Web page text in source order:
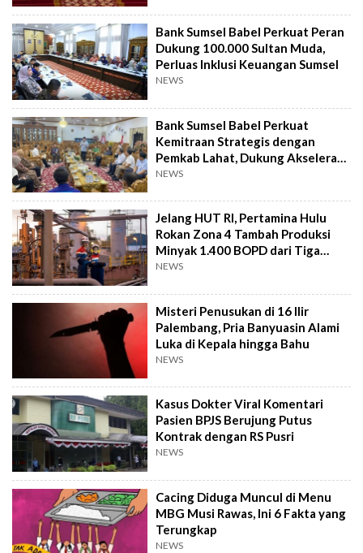
Bank Sumsel Babel Perkuat Peran
Dukung 100.000 Sultan Muda,
Perluas Inklusi Keuangan Sumsel
NEWS
Bank Sumsel Babel Perkuat
Kemitraan Strategis dengan
Pemkab Lahat, Dukung Akselerasi
Ekonomi Daerah
NEWS
Jelang HUT RI, Pertamina Hulu
Rokan Zona 4 Tambah Produksi
Minyak 1.400 BOPD dari Tiga
Sumur Baru
NEWS
Misteri Penusukan di 16 Ilir
Palembang, Pria Banyuasin Alami
Luka di Kepala hingga Bahu
NEWS
Kasus Dokter Viral Komentari
Pasien BPJS Berujung Putus
Kontrak dengan RS Pusri
NEWS
Cacing Diduga Muncul di Menu
MBG Musi Rawas, Ini 6 Fakta yang
Terungkap
NEWS